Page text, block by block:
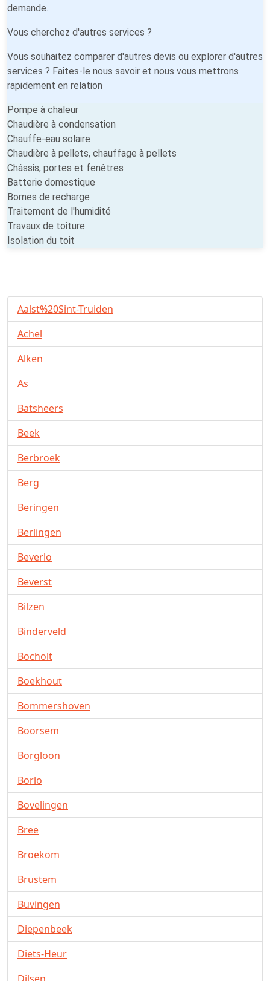
demande.
Vous cherchez d'autres services ?
Vous souhaitez comparer d'autres devis ou explorer d'autres
services ? Faites-le nous savoir et nous vous mettrons
rapidement en relation
Pompe à chaleur
Chaudière à condensation
Chauffe-eau solaire
Chaudière à pellets, chauffage à pellets
Châssis, portes et fenêtres
Batterie domestique
Bornes de recharge
Traitement de l'humidité
Travaux de toiture
Isolation du toit
Aalst%20Sint-Truiden
Achel
Alken
As
Batsheers
Beek
Berbroek
Berg
Beringen
Berlingen
Beverlo
Beverst
Bilzen
Binderveld
Bocholt
Boekhout
Bommershoven
Boorsem
Borgloon
Borlo
Bovelingen
Bree
Broekom
Brustem
Buvingen
Diepenbeek
Diets-Heur